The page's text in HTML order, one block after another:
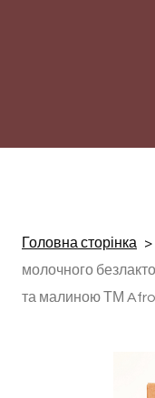
Головна сторінка
молочного
та малиною ТМ